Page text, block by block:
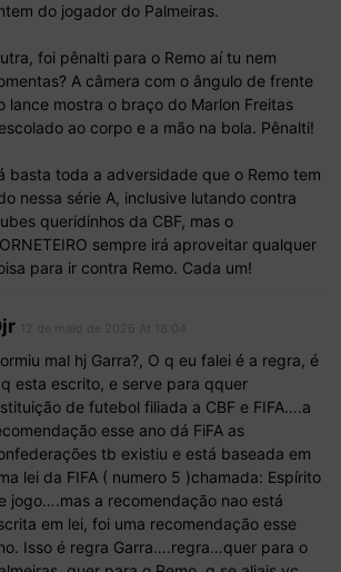
do jogador do Palmeiras.
foi pênalti para o Remo aí tu nem
A câmera com o ângulo de frente
lance mostra o braço do Marlon Freitas
ao corpo e a mão na bola. Pênalti!
basta toda a adversidade que o Remo tem
nessa série A, inclusive lutando contra
queridinhos da CBF, mas o
sempre irá aproveitar qualquer
para ir contra Remo. Cada um!
mal hj Garra?, O q eu falei é a regra, é
esta escrito, e serve para qquer
de futebol filiada a CBF e FIFA….a
esse ano dá FiFA as
tb existiu e está baseada em
lei da FIFA ( numero 5 )chamada: Espírito
jogo….mas a recomendação nao está
em lei, foi uma recomendação esse
Isso é regra Garra….regra…quer para o